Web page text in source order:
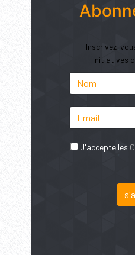
Inscrivez-
initiatives
J'accepte les